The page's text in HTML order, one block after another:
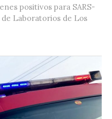
positivos para SARS-
de Laboratorios de Los